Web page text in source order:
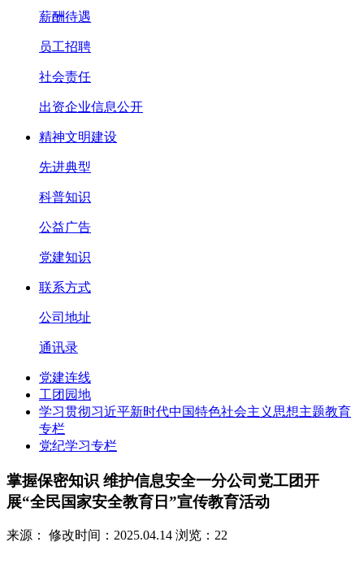
薪酬待遇
员工招聘
社会责任
出资企业信息公开
精神文明建设
先进典型
科普知识
公益广告
党建知识
联系方式
公司地址
通讯录
党建连线
工团园地
学习贯彻习近平新时代中国特色社会主义思想主题教育
专栏
党纪学习专栏
掌握保密知识 维护信息安全一分公司党工团开
展“全民国家安全教育日”宣传教育活动
来源： 修改时间：2025.04.14 浏览：22